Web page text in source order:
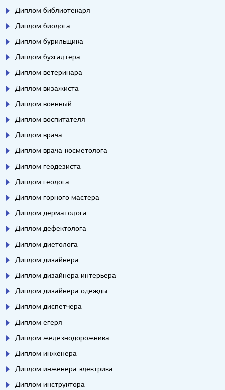
Диплом библиотекаря
Диплом биолога
Диплом бурильщика
Диплом бухгалтера
Диплом ветеринара
Диплом визажиста
Диплом военный
Диплом воспитателя
Диплом врача
Диплом врача-косметолога
Диплом геодезиста
Диплом геолога
Диплом горного мастера
Диплом дерматолога
Диплом дефектолога
Диплом диетолога
Диплом дизайнера
Диплом дизайнера интерьера
Диплом дизайнера одежды
Диплом диспетчера
Диплом егеря
Диплом железнодорожника
Диплом инженера
Диплом инженера электрика
Диплом инструктора